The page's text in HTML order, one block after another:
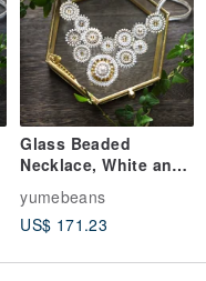
Glass Beaded
Necklace, White and
Gold, Shape imaged
Lily
yumebeans
US$ 171.23